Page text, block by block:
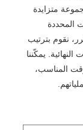
متزايدة
المحددة
نقوم بترتيب
يمكّننا
المناسب،